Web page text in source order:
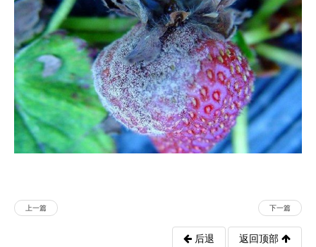
上一篇 下一篇
后退 返回顶部